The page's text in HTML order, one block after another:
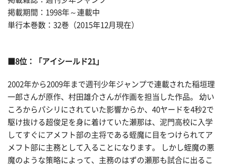
掲載期間：1998年～連載中
単行本巻数：32巻（2015年12月現在）
■8位：「アイシールド21」
2002年から2009年まで週刊少年ジャンプで連載された稲垣理
一郎さんが原作、村田雄介さんが作画を担当した作品。 幼い
ころからパシリにされていた影響からか、40ヤードを4秒2で
駆け抜ける超俊足を身に着けていた瀬那は、泥門高校に入学
してすぐにアメフト部の主将である蛭魔に目をつけられてア
メフト部に主務として入ることになります。 しかし蛭魔の悪
魔のような策略によって、主務のはずの瀬那も試合に出るこ